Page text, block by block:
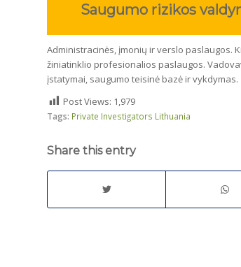
Saugumo rizikos
Administracinės, įmonių ir verslo paslaugos.
žiniatinklio profesionalios paslaugos.
įstatymai, saugumo teisinė bazė ir vykdymas.
Post Views: 1,979
Tags: Private Investigators Lithuania
Share this entry